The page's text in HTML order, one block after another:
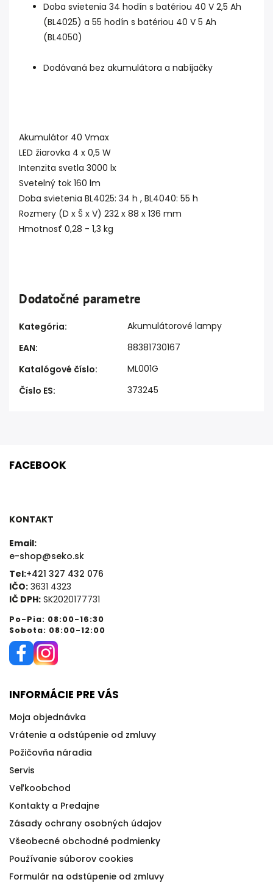
Doba svietenia 34 hodín s batériou 40 V 2,5 Ah
(BL4025) a 55 hodín s batériou 40 V 5 Ah
(BL4050)
Dodávaná bez akumulátora a nabíjačky
Akumulátor 40 Vmax
LED žiarovka 4 x 0,5 W
Intenzita svetla 3000 lx
Svetelný tok 160 lm
Doba svietenia BL4025: 34 h , BL4040: 55 h
Rozmery (D x Š x V) 232 x 88 x 136 mm
Hmotnosť 0,28 - 1,3 kg
Dodatočné parametre
Kategória:
Akumulátorové lampy
EAN:
88381730167
Katalógové číslo:
ML001G
Číslo ES: 373245
FACEBOOK
KONTAKT
Email:
e-shop@seko.sk
Tel:+421 327 432 076
IČO: 3631 4323
IČ DPH: SK2020177731
Po-Pia: 08:00-16:30
Sobota: 08:00-12:00
INFORMÁCIE PRE VÁS
Moja objednávka
Vrátenie a odstúpenie od zmluvy
Požičovňa náradia
Servis
Veľkoobchod
Kontakty a Predajne
Zásady ochrany osobných údajov
Všeobecné obchodné podmienky
Používanie súborov cookies
Formulár na odstúpenie od zmluvy